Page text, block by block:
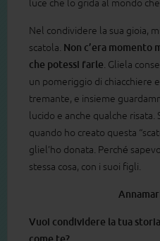
luce che lo grida al mondo
Nel condividere la sua gioia,
scatola. Non c’era momento
che potessi farle . Gliela
un pomeriggio di chiacchiere
tremante, e insieme
lucido e anche qualche risata.
quando ho creato questa
gliel’ho donata. Perché
stessa cosa, con i suoi figli.
Vuoi condividere la tua